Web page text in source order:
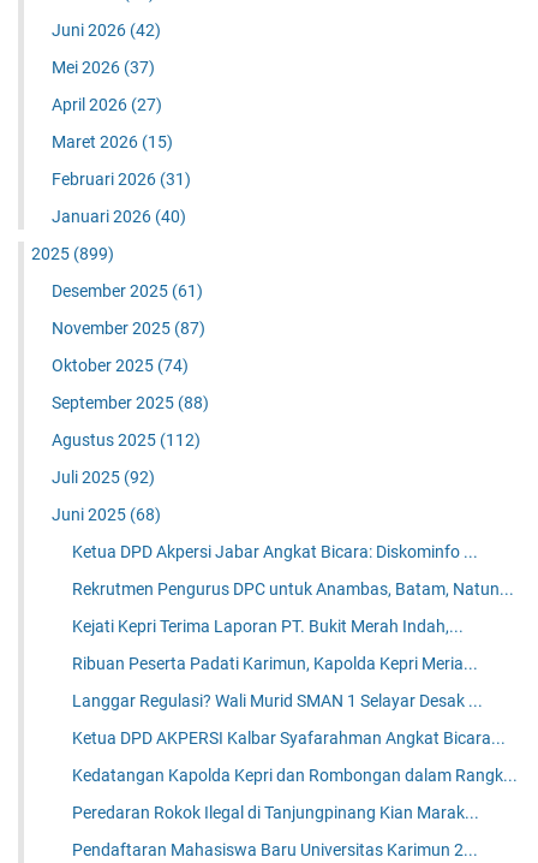
Juni 2026 (42)
Mei 2026 (37)
April 2026 (27)
Maret 2026 (15)
Februari 2026 (31)
Januari 2026 (40)
2025 (899)
Desember 2025 (61)
November 2025 (87)
Oktober 2025 (74)
September 2025 (88)
Agustus 2025 (112)
Juli 2025 (92)
Juni 2025 (68)
Ketua DPD Akpersi Jabar Angkat Bicara: Diskominfo ...
Rekrutmen Pengurus DPC untuk Anambas, Batam, Natun...
Kejati Kepri Terima Laporan PT. Bukit Merah Indah,...
Ribuan Peserta Padati Karimun, Kapolda Kepri Meria...
Langgar Regulasi? Wali Murid SMAN 1 Selayar Desak ...
Ketua DPD AKPERSI Kalbar Syafarahman Angkat Bicara...
Kedatangan Kapolda Kepri dan Rombongan dalam Rangk...
Peredaran Rokok Ilegal di Tanjungpinang Kian Marak...
Pendaftaran Mahasiswa Baru Universitas Karimun 2...